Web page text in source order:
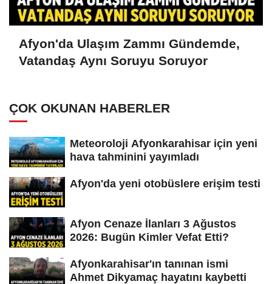
Afyon'da Ulaşım Zammı Gündemde,
Vatandaş Aynı Soruyu Soruyor
ÇOK OKUNAN HABERLER
Meteoroloji Afyonkarahisar için yeni
hava tahminini yayımladı
Afyon'da yeni otobüslere erişim testi
Afyon Cenaze İlanları 3 Ağustos
2026: Bugün Kimler Vefat Etti?
Afyonkarahisar'ın tanınan ismi
Ahmet Dikyamaç hayatını kaybetti